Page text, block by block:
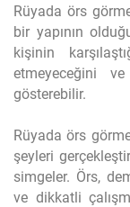
Rüyada örs
bir yapının
kişinin
etmeyeceğini
gösterebilir.
Rüyada örs
şeyleri
simgeler. Örs,
ve dikkatli